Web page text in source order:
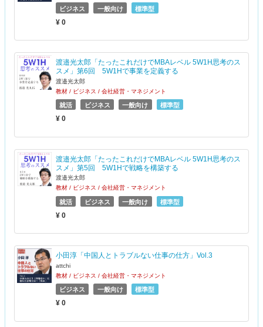
ビジネス 一般向け 標準型
¥ 0
渡邉光太郎「たったこれだけでMBAレベル 5W1H思考のス
スメ」第6回 5W1Hで事業を定義する
渡邉光太郎
教材 / ビジネス / 会社経営・マネジメント
就活 ビジネス 一般向け 標準型
¥ 0
渡邉光太郎「たったこれだけでMBAレベル 5W1H思考のス
スメ」第5回 5W1Hで戦略を構築する
渡邉光太郎
教材 / ビジネス / 会社経営・マネジメント
就活 ビジネス 一般向け 標準型
¥ 0
小田淳「中国人とトラブルない仕事の仕方」Vol.3
attchi
教材 / ビジネス / 会社経営・マネジメント
ビジネス 一般向け 標準型
¥ 0